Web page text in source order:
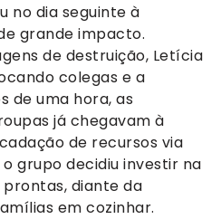
no dia seguinte à
grande impacto.
de destruição, Letícia
colegas e a
de uma hora, as
já chegavam à
de recursos via
grupo decidiu investir na
diante da
em cozinhar.